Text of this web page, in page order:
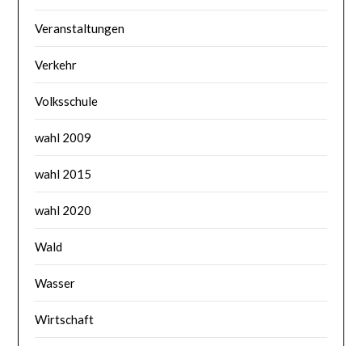
Veranstaltungen
Verkehr
Volksschule
wahl 2009
wahl 2015
wahl 2020
Wald
Wasser
Wirtschaft